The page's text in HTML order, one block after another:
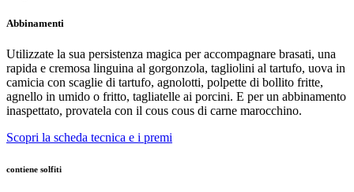
Abbinamenti
Utilizzate la sua persistenza magica per accompagnare brasati, una
rapida e cremosa linguina al gorgonzola, tagliolini al tartufo, uova in
camicia con scaglie di tartufo, agnolotti, polpette di bollito fritte,
agnello in umido o fritto, tagliatelle ai porcini. E per un abbinamento
inaspettato, provatela con il cous cous di carne marocchino.
Scopri la scheda tecnica e i premi
contiene solfiti